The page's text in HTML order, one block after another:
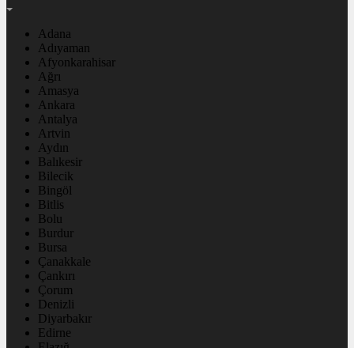
Adana
Adıyaman
Afyonkarahisar
Ağrı
Amasya
Ankara
Antalya
Artvin
Aydın
Balıkesir
Bilecik
Bingöl
Bitlis
Bolu
Burdur
Bursa
Çanakkale
Çankırı
Çorum
Denizli
Diyarbakır
Edirne